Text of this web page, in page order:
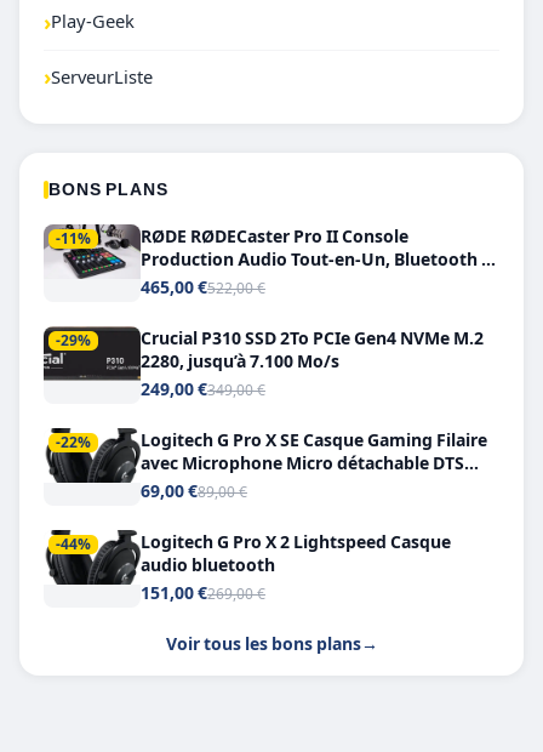
›Play-Geek
›ServeurListe
BONS PLANS
-11%
RØDE RØDECaster Pro II Console
Production Audio Tout-en-Un, Bluetooth et
Double USB-C
465,00 €522,00 €
-29%
Crucial P310 SSD 2To PCIe Gen4 NVMe M.2
2280, jusqu’à 7.100 Mo/s
249,00 €349,00 €
-22%
Logitech G Pro X SE Casque Gaming Filaire
avec Microphone Micro détachable DTS
Headphone X 7.1
69,00 €89,00 €
-44%
Logitech G Pro X 2 Lightspeed Casque
audio bluetooth
151,00 €269,00 €
Voir tous les bons plans→